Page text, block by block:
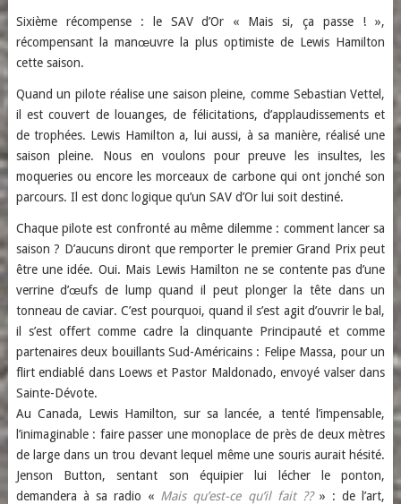
Sixième récompense : le SAV d’Or « Mais si, ça passe ! »,
récompensant la manœuvre la plus optimiste de Lewis Hamilton
cette saison.
Quand un pilote réalise une saison pleine, comme Sebastian Vettel,
il est couvert de louanges, de félicitations, d’applaudissements et
de trophées. Lewis Hamilton a, lui aussi, à sa manière, réalisé une
saison pleine. Nous en voulons pour preuve les insultes, les
moqueries ou encore les morceaux de carbone qui ont jonché son
parcours. Il est donc logique qu’un SAV d’Or lui soit destiné.
Chaque pilote est confronté au même dilemme : comment lancer sa
saison ? D’aucuns diront que remporter le premier Grand Prix peut
être une idée. Oui. Mais Lewis Hamilton ne se contente pas d’une
verrine d’œufs de lump quand il peut plonger la tête dans un
tonneau de caviar. C’est pourquoi, quand il s’est agit d’ouvrir le bal,
il s’est offert comme cadre la clinquante Principauté et comme
partenaires deux bouillants Sud-Américains : Felipe Massa, pour un
flirt endiablé dans Loews et Pastor Maldonado, envoyé valser dans
Sainte-Dévote.
Au Canada, Lewis Hamilton, sur sa lancée, a tenté l’impensable,
l’inimaginable : faire passer une monoplace de près de deux mètres
de large dans un trou devant lequel même une souris aurait hésité.
Jenson Button, sentant son équipier lui lécher le ponton,
demandera à sa radio « Mais qu’est-ce qu’il fait ??» : de l’art,